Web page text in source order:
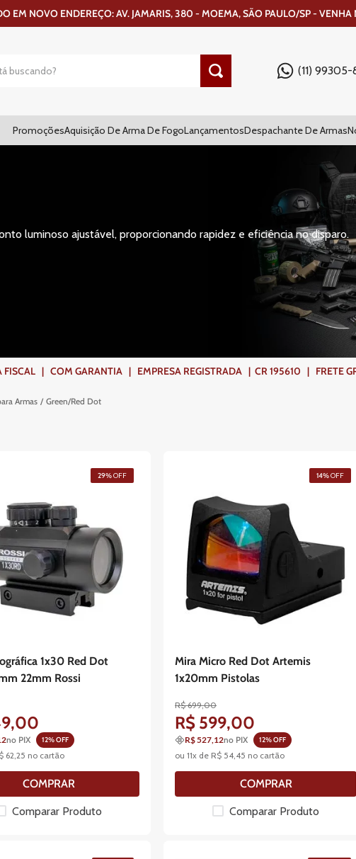
EM NOVO ENDEREÇO: AV. JAMARIS, 380 - MOEMA, SÃO PAULO/SP - VENHA
(11) 99305-
PromoçõesAquisição De Arma De FogoLançamentosDespachante De Armas
luminoso ajustável, proporcionando rapidez e eficiência no disparo.
| COM GARANTIA | EMPRESA REGISTRADA | CR 195610 | FRETE
Armas Green/Red Dot
1x30 Red Dot
22mm Rossi
,00
29%OFF
no PIX 12% OFF
62 ,25 no cartão
COMPRAR
Comparar Produto
Mira Micro Red Dot Artemis
1x20mm Pistolas
R$ 699,00
R$ 599,00
14%OFF
R$ 527,12no PIX 12% OFF
ou11x de R$ 54 45 no cartão
COMPRAR
Comparar Produto